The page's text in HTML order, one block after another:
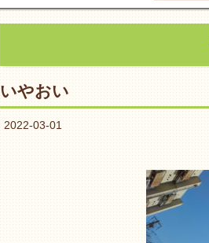
いやおい
2022-03-01